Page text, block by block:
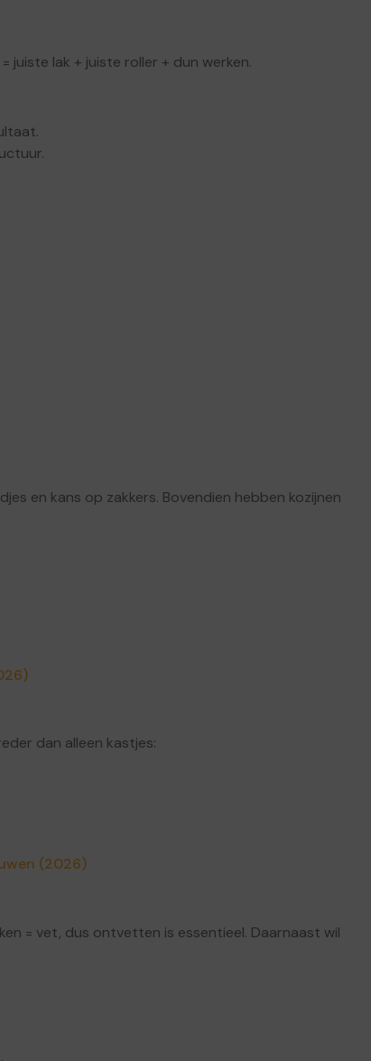
juiste lak + juiste roller + dun werken.
en kans op zakkers. Bovendien hebben kozijnen
dan alleen kastjes:
(2026)
= vet, dus ontvetten is essentieel. Daarnaast wil